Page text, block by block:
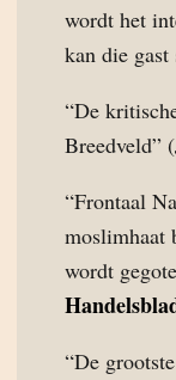
wordt het
kan die
“De
Breedveld” (
“Frontaal
moslimhaat
wordt
“De